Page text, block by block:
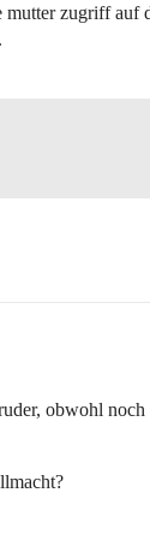
zugriff auf
obwohl